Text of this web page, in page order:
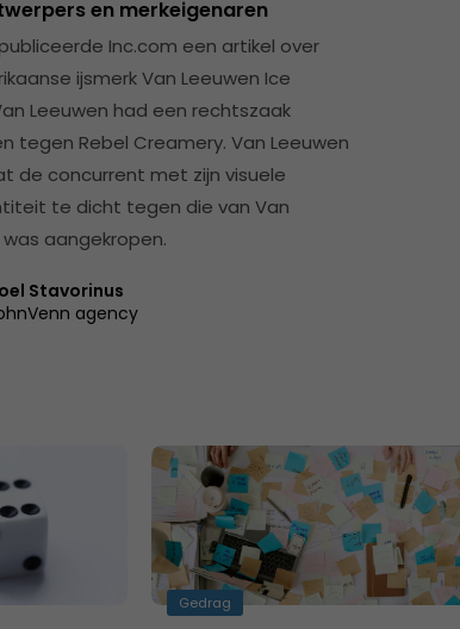
en merkeigenaren
Inc.com een artikel over
ijsmerk Van Leeuwen Ice
Leeuwen had een rechtszaak
tegen Rebel Creamery. Van Leeuwen
de concurrent met zijn visuele
te dicht tegen die van Van
was aangekropen.
Stavorinus
agency
Gedrag